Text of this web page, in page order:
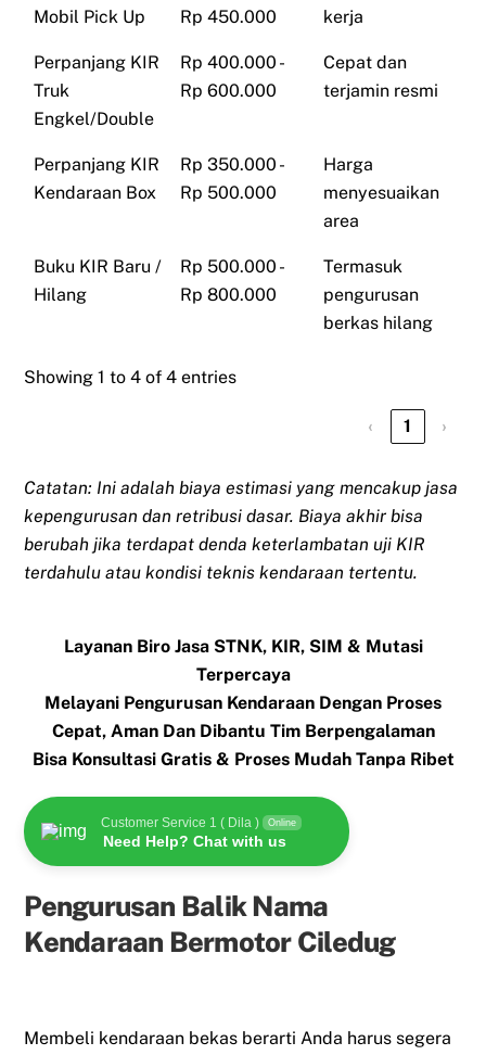
Mobil Pick Up
Rp 450.000
kerja
Perpanjang KIR
Truk
Engkel/Double
Rp 400.000 -
Rp 600.000
Cepat dan
terjamin resmi
Perpanjang KIR
Kendaraan Box
Rp 350.000 -
Rp 500.000
Harga
menyesuaikan
area
Buku KIR Baru /
Hilang
Rp 500.000 -
Rp 800.000
Termasuk
pengurusan
berkas hilang
Showing 1 to 4 of 4 entries
‹ 1 ›
Catatan: Ini adalah biaya estimasi yang mencakup jasa
kepengurusan dan retribusi dasar. Biaya akhir bisa
berubah jika terdapat denda keterlambatan uji KIR
terdahulu atau kondisi teknis kendaraan tertentu.
Layanan Biro Jasa STNK, KIR, SIM & Mutasi
Terpercaya
Melayani Pengurusan Kendaraan Dengan Proses
Cepat, Aman Dan Dibantu Tim Berpengalaman
Bisa Konsultasi Gratis & Proses Mudah Tanpa Ribet
Customer Service 1 ( Dila ) Online
Need Help? Chat with us
Pengurusan Balik Nama
Kendaraan Bermotor Ciledug
Membeli kendaraan bekas berarti Anda harus segera